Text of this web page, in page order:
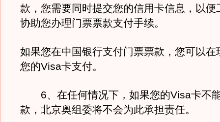
款，您需要同时提交您的信用卡信息，以便
协助您办理门票票款支付手续。
如果您在中国银行支付门票票款，您可以在
您的Visa卡支付。
6、在任何情况下，如果您的Visa卡不
款，北京奥组委将不会为此承担责任。